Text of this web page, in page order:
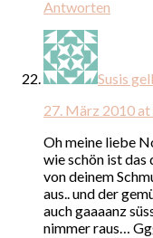
Antworten
Susis
27. März 2010 at
Oh meine liebe
wie schön ist
von deinem
aus.. und der
auch gaaaanz
nimmer raus…